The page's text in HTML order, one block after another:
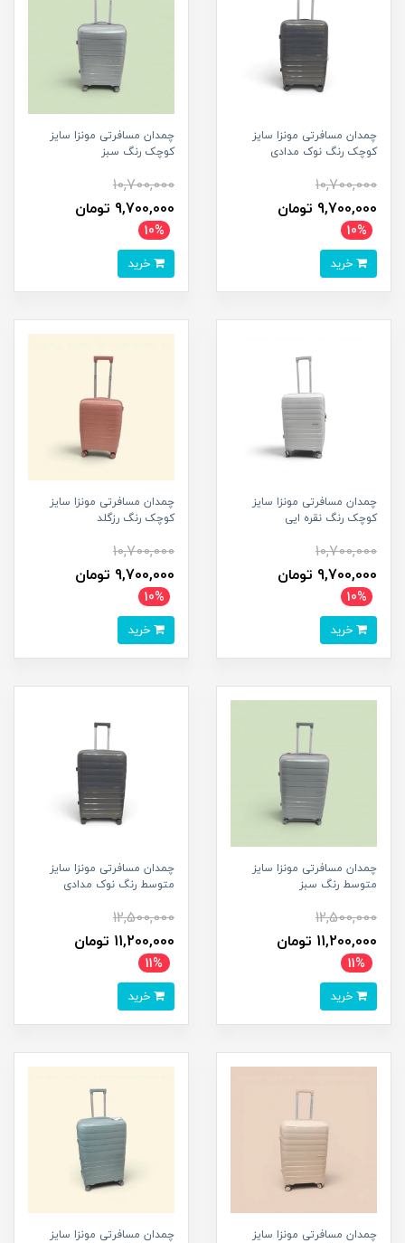
چمدان مسافرتی مونزا سایز
کوچک رنگ نوک مدادی
10,700,000
9,700,000 تومان
10%
چمدان مسافرتی مونزا سایز
کوچک رنگ سبز
10,700,000
9,700,000 تومان
10%
چمدان مسافرتی مونزا سایز
کوچک رنگ نقره ایی
10,700,000
9,700,000 تومان
10%
چمدان مسافرتی مونزا سایز
کوچک رنگ رزگلد
10,700,000
9,700,000 تومان
10%
چمدان مسافرتی مونزا سایز
متوسط رنگ سبز
12,500,000
11,200,000 تومان
11%
چمدان مسافرتی مونزا سایز
متوسط رنگ نوک مدادی
12,500,000
11,200,000 تومان
11%
چمدان مسافرتی مونزا سایز
چمدان مسافرتی مونزا سایز